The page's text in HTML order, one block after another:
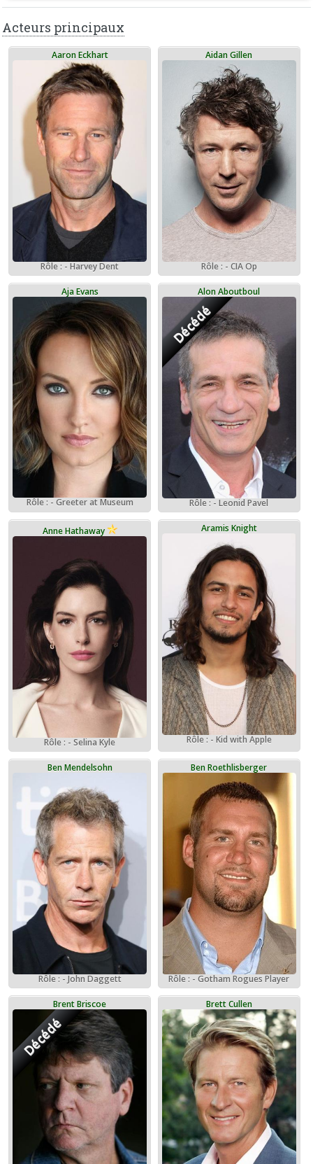
Acteurs principaux
Aaron Eckhart
Rôle : - Harvey Dent
Aidan Gillen
Rôle : - CIA Op
Aja Evans
Rôle : - Greeter at Museum
Alon Aboutboul
Décédé
Rôle : - Leonid Pavel
Anne Hathaway
Rôle : - Selina Kyle
Aramis Knight
Rôle : - Kid with Apple
Ben Mendelsohn
Rôle : - John Daggett
Ben Roethlisberger
Rôle : - Gotham Rogues Player
Brent Briscoe
Décédé
Brett Cullen